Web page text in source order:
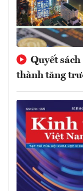
Quyết
thành tăng